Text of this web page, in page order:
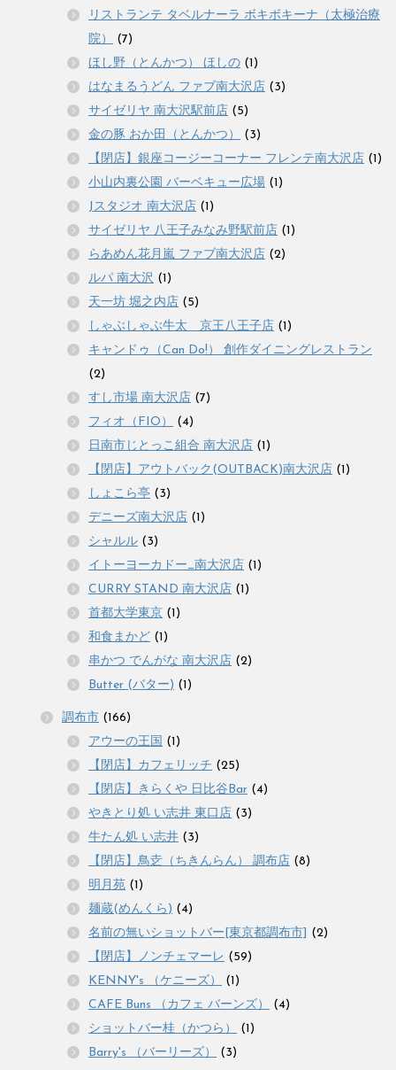
リストランテ タベルナーラ ボキボキーナ（太極治療
院）
(7)
ほし野（とんかつ） ほしの (1)
はなまるうどん ファブ南大沢店 (3)
サイゼリヤ 南大沢駅前店 (5)
金の豚 おか田（とんかつ）
(3)
【閉店】銀座コージーコーナー フレンテ南大沢店 (1)
小山内裏公園 バーベキュー広場 (1)
Jスタジオ 南大沢店 (1)
サイゼリヤ 八王子みなみ野駅前店 (1)
らあめん花月嵐 ファブ南大沢店 (2)
ルパ 南大沢 (1)
天一坊 堀之内店 (5)
しゃぶしゃぶ牛太 京王八王子店 (1)
キャンドゥ（Can Do!） 創作ダイニングレストラン
(2)
すし市場 南大沢店 (7)
フィオ（FIO）
(4)
日南市じとっこ組合 南大沢店 (1)
【閉店】アウトバック(OUTBACK)南大沢店 (1)
しょこら亭 (3)
デニーズ南大沢店 (1)
シャルル (3)
イトーヨーカドー_南大沢店 (1)
CURRY STAND 南大沢店 (1)
首都大学東京 (1)
和食まかど (1)
串かつ でんがな 南大沢店 (2)
Butter (バター) (1)
調布市 (166)
アウーの王国 (1)
【閉店】カフェリッチ (25)
【閉店】きらくや 日比谷Bar (4)
やきとり処 い志井 東口店 (3)
牛たん処 い志井 (3)
【閉店】鳥赱（ちきんらん） 調布店 (8)
明月苑 (1)
麺蔵(めんくら) (4)
名前の無いショットバー[東京都調布市]
(2)
【閉店】ノンチェマーレ (59)
KENNY's （ケニーズ）
(1)
CAFE Buns （カフェ バーンズ）
(4)
ショットバー桂（かつら）
(1)
Barry's （バーリーズ）
(3)